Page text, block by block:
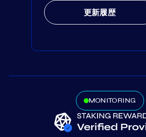
更新履歴
MONITORING